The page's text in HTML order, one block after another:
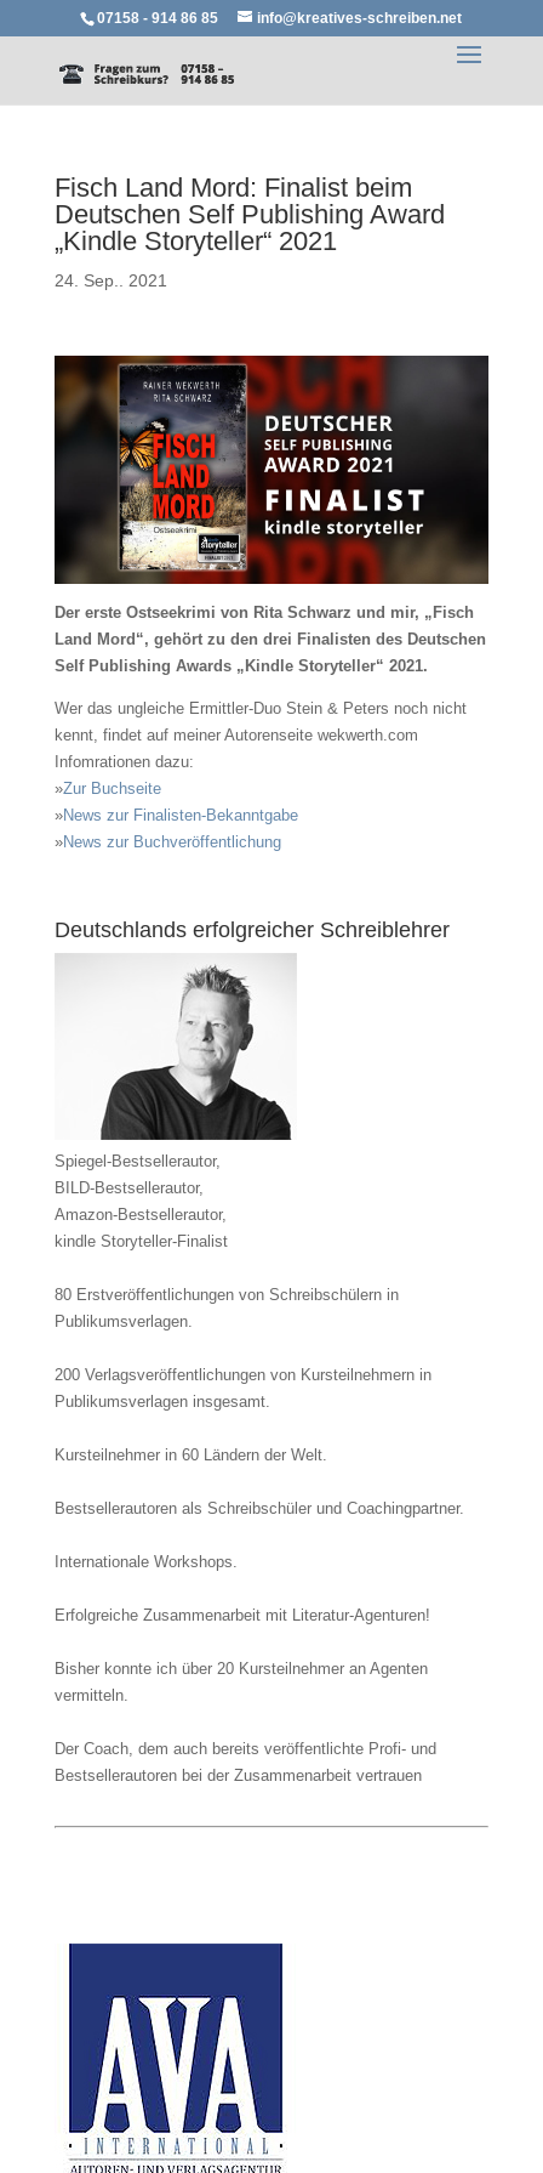
07158 - 914 86 85 info@kreatives-schreiben.net
Fisch Land Mord: Finalist beim
Deutschen Self Publishing Award
„Kindle Storyteller“ 2021
24. Sep.. 2021
Der erste Ostseekrimi von Rita Schwarz und mir, „Fisch
Land Mord“, gehört zu den drei Finalisten des Deutschen
Self Publishing Awards „Kindle Storyteller“ 2021.
Wer das ungleiche Ermittler-Duo Stein & Peters noch nicht
kennt, findet auf meiner Autorenseite wekwerth.com
Infomrationen dazu:
»Zur Buchseite
»News zur Finalisten-Bekanntgabe
»News zur Buchveröffentlichung
Deutschlands erfolgreicher Schreiblehrer
Spiegel-Bestsellerautor,
BILD-Bestsellerautor,
Amazon-Bestsellerautor,
kindle Storyteller-Finalist
80 Erstveröffentlichungen von Schreibschülern in
Publikumsverlagen.
200 Verlags­ver­öffent­lichungen von Kursteilnehmern in
Publikumsverlagen insgesamt.
Kursteilnehmer in 60 Ländern der Welt.
Bestsellerautoren als Schreibschüler und Coachingpartner.
Internationale Workshops.
Erfolgreiche Zusammenarbeit mit Literatur-Agenturen!
Bisher konnte ich über 20 Kursteilnehmer an Agenten
vermitteln.
Der Coach, dem auch bereits veröffentlichte Profi- und
Bestsellerautoren bei der Zusammenarbeit vertrauen